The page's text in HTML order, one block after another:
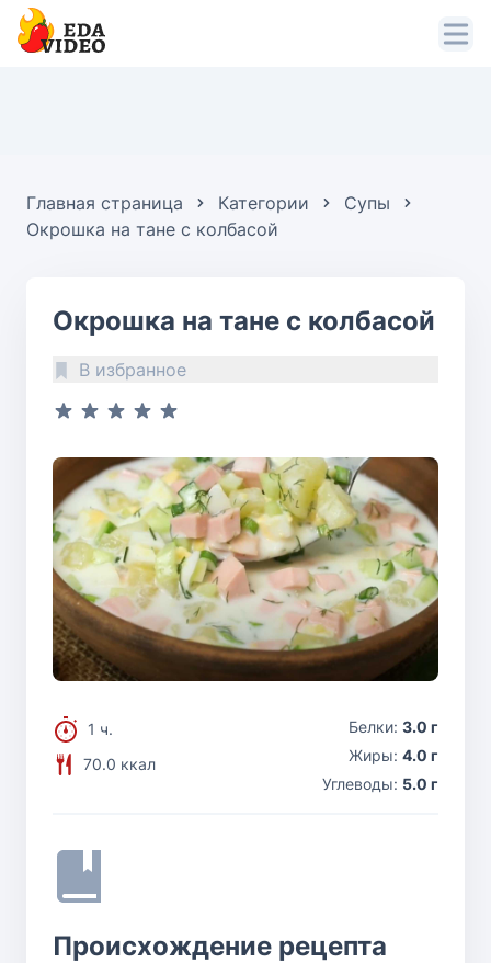
Главная страница Категории
Супы
Окрошка на тане с колбасой
Окрошка на тане с колбасой
В избранное
1 ч.
70.0 ккал
Белки: 3.0 г
Жиры: 4.0 г
Углеводы: 5.0 г
Происхождение рецепта